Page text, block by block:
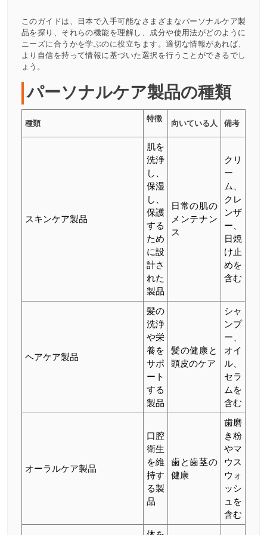
このガイドは、日本で入手可能なさまざまなパーソナルケア製
品を探り、それらの機能を理解し、成分や使用法がどのように
ニーズに合うかを学ぶのに役立ちます。適切な情報があれば、
より自信を持って情報に基づいた選択を行うことができるでし
ょう。
パーソナルケア製品の種類
種類 特徴 向いている人 備考
スキンケア製品
肌を
洗浄
し、
保湿
し、
保護
する
ため
に設
計さ
れた
製品
日常の肌の
メンテナン
ス
クリ
ー
ム、
クレ
ンザ
ー、
日焼
け止
めを
含む
ヘアケア製品
髪の
洗浄
や栄
養を
サポ
ート
する
製品
髪の健康と
頭皮のケア
シャ
ンプ
ー、
オイ
ル、
セラ
ムを
含む
オーラルケア製品
口腔
衛生
を維
持す
る製
品
歯と歯茎の
健康
歯磨
き粉
やマ
ウス
ウォ
ッシ
ュを
含む